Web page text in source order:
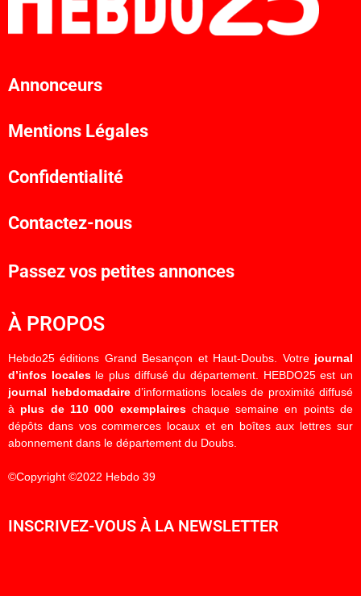
Annonceurs
Mentions Légales
Confidentialité
Contactez-nous
Passez vos petites annonces
À PROPOS
Hebdo25 éditions Grand Besançon et Haut-Doubs. Votre journal
d’infos localesle plus diffusé du département. HEBDO25 est un
journal hebdomadaired’informations locales de proximité diffusé
à plus de 110 000 exemplaireschaque semaine en points de
dépôts dans vos commerces locaux et en boîtes aux lettres sur
abonnement dans le département du Doubs.
©Copyright ©2022 Hebdo 39
INSCRIVEZ-VOUS À LA NEWSLETTER